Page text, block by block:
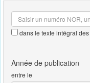
dans le texte intégral
entre le